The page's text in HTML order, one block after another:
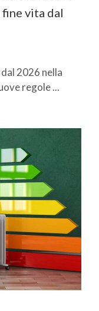
vita dal
2026 nella
regole ...